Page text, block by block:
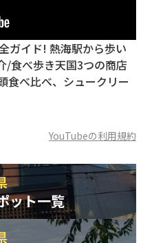
ガイド! 熱海駅から歩い
/食べ歩き天国3つの商店
食べ比べ、シュークリー
YouTubeの利用規約
ット一覧